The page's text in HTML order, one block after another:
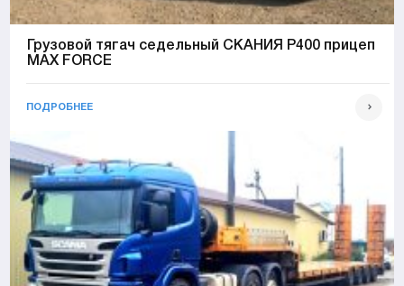
Грузовой тягач седельный СКАНИЯ Р400 прицеп
MAX FORCE
ПОДРОБНЕЕ